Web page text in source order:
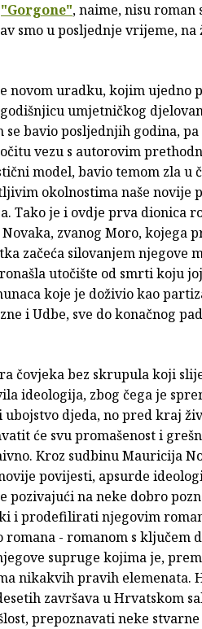
"Gorgone", naime, nisu roman
smo u posljednje vrijeme,
novom uradku, kojim ujedno
umjetničkog
bavio posljednjih godina, pa
vezu s autorovim
model, bavio temom zla u
okolnostima naše novije
Tako je i ovdje prva dionica
zvanog Moro, kojega
začeća silovanjem njegove
utočište od smrti koju
koje je doživio kao
i Udbe, sve do konačnog
čovjeka bez skrupula koji
ideologija, zbog čega je
djeda, no pred kraj
će svu promašenost i
Kroz sudbinu Mauricija
povijesti, apsurde
pozivajući na neke dobro
i prodefilirati njegovim
- romanom s ključem
supruge kojima je,
nikakvih pravih elemenata.
završava u Hrvatskom
prepoznavati neke stvarne